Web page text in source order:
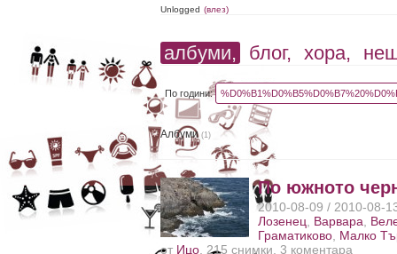
Unlogged (влез)
албуми, блог, хора,
По години:
Албуми(1)
По южното
2010-08-09 / 2010-08-
Лозенец
Варвара
Граматиково Малко
от Ицо , 215 снимки, 3 коментара